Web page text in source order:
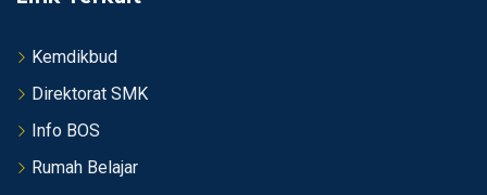
Kemdikbud
Direktorat SMK
Info BOS
Rumah Belajar